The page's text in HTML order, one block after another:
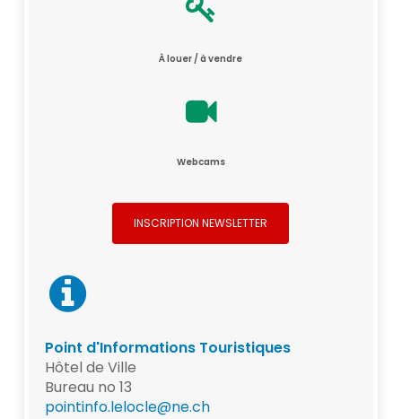
À louer / à vendre
Webcams
INSCRIPTION NEWSLETTER
Point d'Informations Touristiques
Hôtel de Ville
Bureau no 13
pointinfo.lelocle@ne.ch